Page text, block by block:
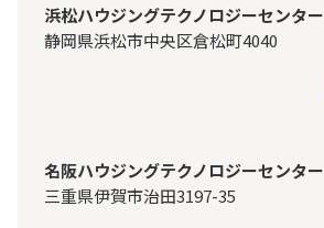
浜松ハウジングテクノロジーセンター
静岡県浜松市中央区倉松町4040
名阪ハウジングテクノロジーセンター
三重県伊賀市治田3197-35